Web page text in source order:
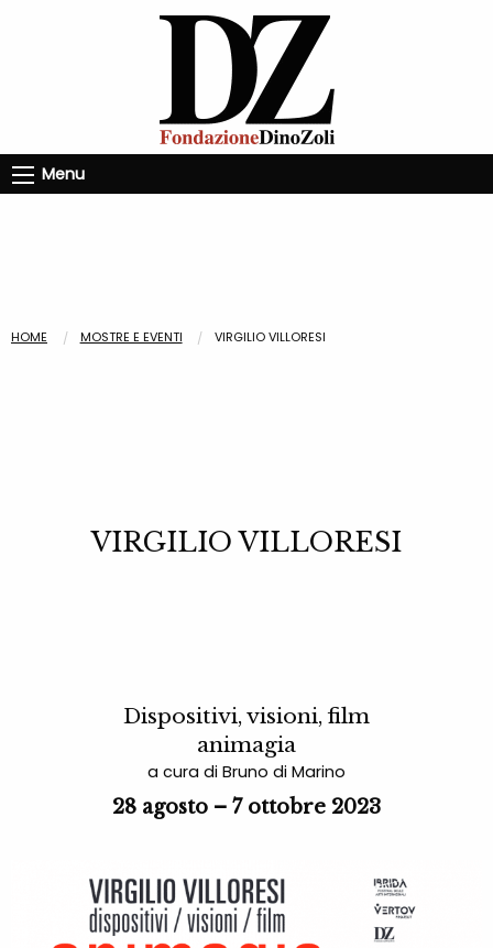
Menu
HOME MOSTRE E EVENTI VIRGILIO VILLORESI
VIRGILIO VILLORESI
Dispositivi, visioni, film
animagia
a cura di Bruno di Marino
28 agosto – 7 ottobre 2023